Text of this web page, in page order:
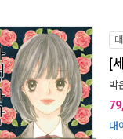
[
박
대